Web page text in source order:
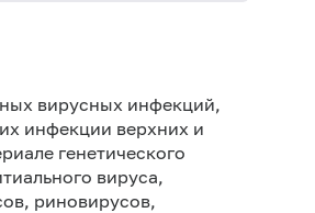
вирусных инфекций,
инфекции верхних и
генетического
вируса,
риновирусов,
За 3-
из